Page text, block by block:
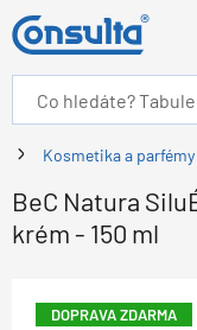
Kosmetika a parfémy
BeC Natura
krém - 150 ml
DOPRAVA ZDARMA